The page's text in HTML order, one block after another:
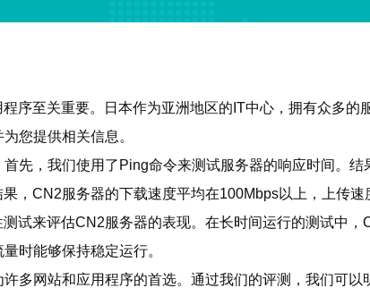
序至关重要。日本作为亚洲地区的IT中心，拥有众多
您提供相关信息。
先，我们使用了Ping命令来测试服务器的响应时间。
，CN2服务器的下载速度平均在100Mbps以上，上传速
试来评估CN2服务器的表现。在长时间运行的测试中
时能够保持稳定运行。
多网站和应用程序的首选。通过我们的评测，我们可